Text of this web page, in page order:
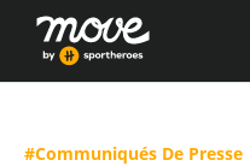
#Communiqués De Presse